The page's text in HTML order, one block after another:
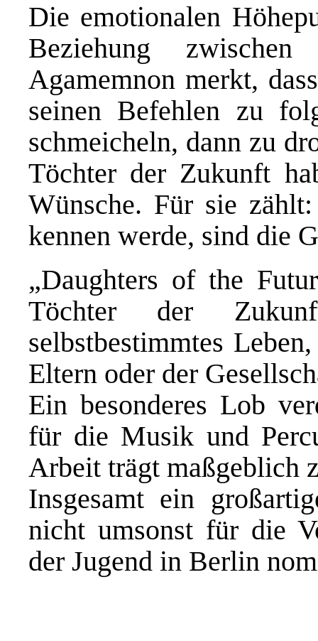
Die emotionalen
Beziehung
Agamemnon merkt,
seinen Befehlen zu
schmeicheln, dann zu
Töchter der Zukunft
Wünsche. Für sie
kennen werde, sind die
„Daughters of the
Töchter der
selbstbestimmtes
Eltern oder der
Ein besonderes Lob
für die Musik und
Arbeit trägt maßgeblich
Insgesamt ein
nicht umsonst für die
der Jugend in Berlin